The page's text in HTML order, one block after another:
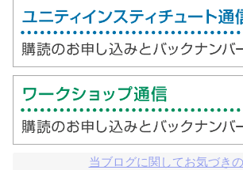
当ブログに関してお気づきの